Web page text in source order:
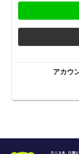
アカウ